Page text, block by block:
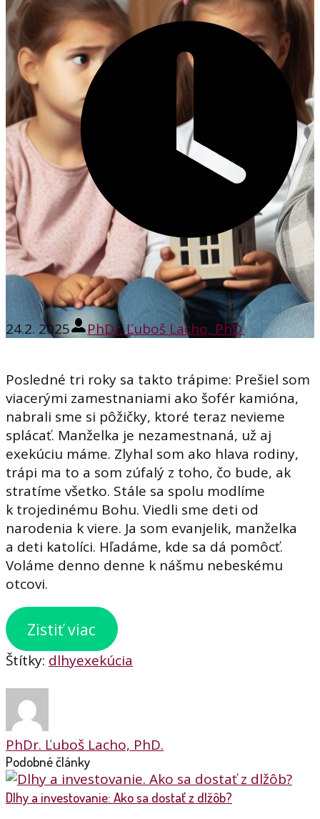
24.2. 2025 PhDr. Ľuboš Lacho, PhD.
Posledné tri roky sa takto trápime: Prešiel som
viacerými zamestnaniami ako šofér kamióna,
nabrali sme si pôžičky, ktoré teraz nevieme
splácať. Manželka je nezamestnaná, už aj
exekúciu máme. Zlyhal som ako hlava rodiny,
trápi ma to a som zúfalý z toho, čo bude, ak
stratíme všetko. Stále sa spolu modlíme
k trojedinému Bohu. Viedli sme deti od
narodenia k viere. Ja som evanjelik, manželka
a deti katolíci. Hľadáme, kde sa dá pomôcť.
Voláme denno denne k nášmu nebeskému
otcovi.
Zistiť viac
Štítky: dlhyexekúcia
PhDr. Ľuboš Lacho, PhD.
Podobné články
Dlhy a investovanie: Ako sa dostať z dlžôb?